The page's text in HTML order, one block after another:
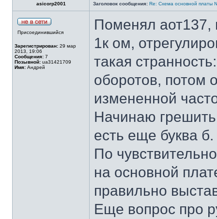
asicorp2001 Заголовок сообщения: Re: Cхема основной платы
Присоединившийся
Зарегистрирован: 29 мар
2013, 19:06
Сообщения: 7
Позывной: ua31421709
Имя: Андрей
Поменял аот137,
1к ом,
такая
оборотов, потом
измененной
Начинаю
есть еще буква б.
По
на основной
правильно
Еще вопрос про